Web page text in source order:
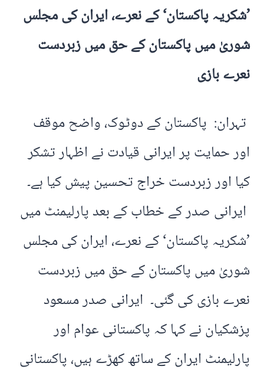
’شکریہ پاکستان‘ کے نعرے، ایران کی مجلس
شوریٰ میں پاکستان کے حق میں زبردست
نعرے بازی
تہران: پاکستان کے دوٹوک، واضح موقف
اور حمایت پر ایرانی قیادت نے اظہار تشکر
کیا اور زبردست خراج تحسین پیش کیا ہے۔
ایرانی صدر کے خطاب کے بعد پارلیمنٹ میں
’شکریہ پاکستان‘ کے نعرے، ایران کی مجلس
شوریٰ میں پاکستان کے حق میں زبردست
نعرے بازی کی گئی۔ ایرانی صدر مسعود
پزشکیان نے کہا کہ پاکستانی عوام اور
پارلیمنٹ ایران کے ساتھ کھڑے ہیں، پاکستانی